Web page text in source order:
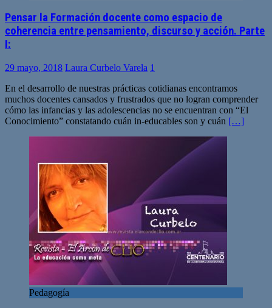
Pensar la Formación docente como espacio de
coherencia entre pensamiento, discurso y acción. Parte
I:
29 mayo, 2018 Laura Curbelo Varela 1
En el desarrollo de nuestras prácticas cotidianas encontramos
muchos docentes cansados y frustrados que no logran comprender
cómo las infancias y las adolescencias no se encuentran con “El
Conocimiento” constatando cuán in-educables son y cuán […]
Pedagogía